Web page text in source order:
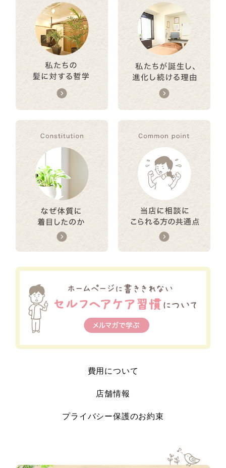
費用について
店舗情報
プライバシー保護のお約束